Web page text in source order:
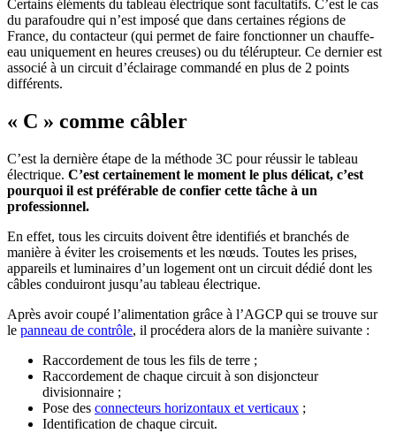
Certains éléments du tableau électrique sont facultatifs. C’est le cas
du parafoudre qui n’est imposé que dans certaines régions de
France, du contacteur (qui permet de faire fonctionner un chauffe-
eau uniquement en heures creuses) ou du télérupteur. Ce dernier est
associé à un circuit d’éclairage commandé en plus de 2 points
différents.
« C » comme câbler
C’est la dernière étape de la méthode 3C pour réussir le tableau
électrique. C’est certainement le moment le plus délicat, c’est
pourquoi il est préférable de confier cette tâche à un
professionnel.
En effet, tous les circuits doivent être identifiés et branchés de
manière à éviter les croisements et les nœuds. Toutes les prises,
appareils et luminaires d’un logement ont un circuit dédié dont les
câbles conduiront jusqu’au tableau électrique.
Après avoir coupé l’alimentation grâce à l’AGCP qui se trouve sur
le panneau de contrôle, il procédera alors de la manière suivante :
Raccordement de tous les fils de terre ;
Raccordement de chaque circuit à son disjoncteur
divisionnaire ;
Pose des connecteurs horizontaux et verticaux ;
Identification de chaque circuit.